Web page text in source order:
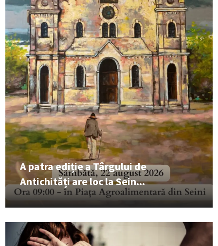
A patra ediție a Târgului de
Antichități are loc la Sein...